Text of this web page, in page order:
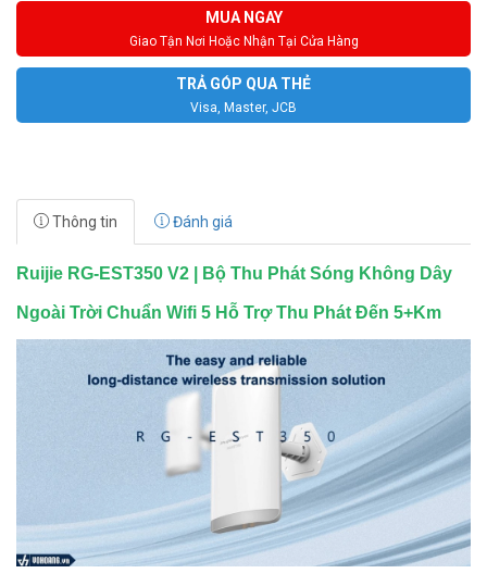
MUA NGAY
Giao Tận Nơi Hoặc Nhận Tại Cửa Hàng
TRẢ GÓP QUA THẺ
Visa, Master, JCB
Thông tin Đánh giá
Ruijie RG-EST350 V2 | Bộ Thu Phát Sóng Không Dây
Ngoài Trời Chuẩn Wifi 5 Hỗ Trợ Thu Phát Đến 5+Km